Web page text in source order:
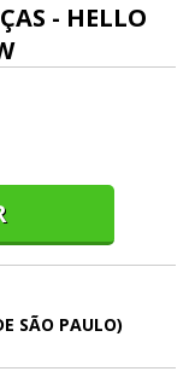
- HELLO
SÃO PAULO)